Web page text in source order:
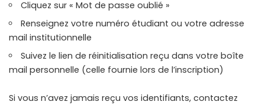
Cliquez sur « Mot de passe oublié »
Renseignez votre numéro étudiant ou votre adresse
mail institutionnelle
Suivez le lien de réinitialisation reçu dans votre boîte
mail personnelle (celle fournie lors de l’inscription)
Si vous n’avez jamais reçu vos identifiants, contactez